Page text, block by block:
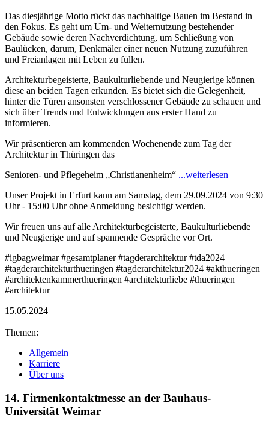
Das diesjährige Motto rückt das nachhaltige Bauen im Bestand in
den Fokus. Es geht um Um- und Weiternutzung bestehender
Gebäude sowie deren Nachverdichtung, um Schließung von
Baulücken, darum, Denkmäler einer neuen Nutzung zuzuführen
und Freianlagen mit Leben zu füllen.
Architekturbegeisterte, Baukulturliebende und Neugierige können
diese an beiden Tagen erkunden. Es bietet sich die Gelegenheit,
hinter die Türen ansonsten verschlossener Gebäude zu schauen und
sich über Trends und Entwicklungen aus erster Hand zu
informieren.
Wir präsentieren am kommenden Wochenende zum Tag der
Architektur in Thüringen das
Senioren- und Pflegeheim „Christianenheim“ ...weiterlesen
Unser Projekt in Erfurt kann am Samstag, dem 29.09.2024 von 9:30
Uhr - 15:00 Uhr ohne Anmeldung besichtigt werden.
Wir freuen uns auf alle Architekturbegeisterte, Baukulturliebende
und Neugierige und auf spannende Gespräche vor Ort.
#igbagweimar #gesamtplaner #tagderarchitektur #tda2024
#tagderarchitekturthueringen #tagderarchitektur2024 #akthueringen
#architektenkammerthueringen #architekturliebe #thueringen
#architektur
15.05.2024
Themen:
Allgemein
Karriere
Über uns
14. Firmenkontaktmesse an der Bauhaus-
Universität Weimar